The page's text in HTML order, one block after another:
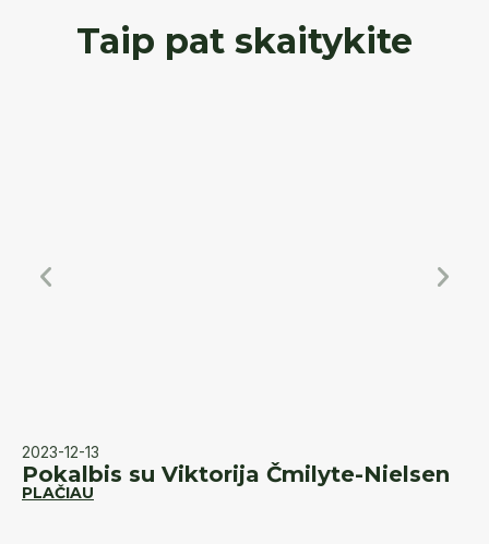
Taip pat skaitykite
2023-12-13
Pokalbis su Viktorija Čmilyte-Nielsen
PLAČIAU